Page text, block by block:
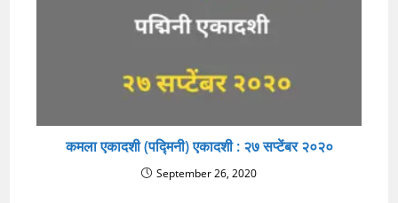
कमला एकादशी (पद्मिनी) एकादशी : २७ सप्टेंबर २०२०
September 26, 2020